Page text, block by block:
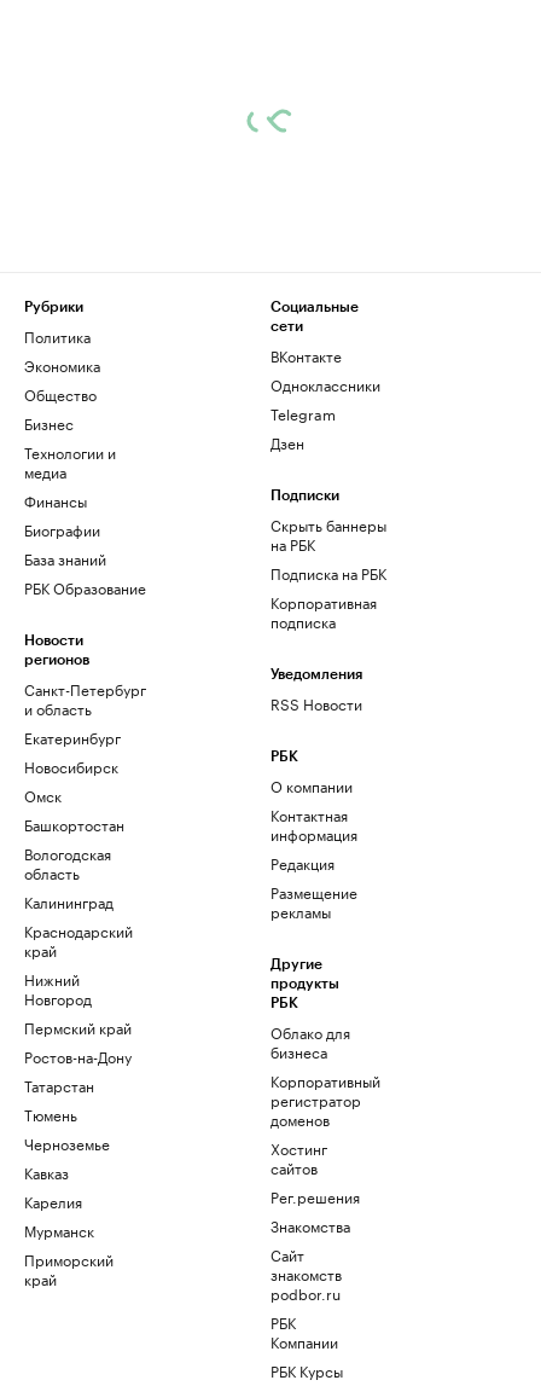
Рубрики
Политика
Экономика
Общество
Бизнес
Технологии и
медиа
Финансы
Биографии
База знаний
РБК Образование
Новости
регионов
Санкт-Петербург
и область
Екатеринбург
Новосибирск
Омск
Башкортостан
Вологодская
область
Калининград
Краснодарский
край
Нижний
Новгород
Пермский край
Ростов-на-Дону
Татарстан
Тюмень
Черноземье
Кавказ
Карелия
Мурманск
Приморский
край
Социальные
сети
ВКонтакте
Одноклассники
Telegram
Дзен
Подписки
Скрыть баннеры
на РБК
Подписка на РБК
Корпоративная
подписка
Уведомления
RSS Новости
РБК
О компании
Контактная
информация
Редакция
Размещение
рекламы
Другие
продукты
РБК
Облако для
бизнеса
Корпоративный
регистратор
доменов
Хостинг
сайтов
Рег.решения
Знакомства
Сайт
знакомств
podbor.ru
РБК
Компании
РБК Курсы